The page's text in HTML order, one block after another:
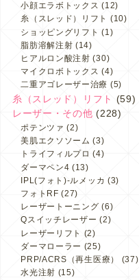
小顔エラボトックス (12)
糸（スレッド）リフト (10)
ショッピングリフト (1)
脂肪溶解注射 (14)
ヒアルロン酸注射 (30)
マイクロボトックス (4)
二重アゴレーザー治療 (5)
糸（スレッド）リフト
(59)
レーザー・その他 (228)
ポテンツァ (2)
美肌エクソソーム (3)
トライフィルプロ (4)
ダーマペン4 (13)
IPL(フォト)-ルメッカ (3)
フォトRF (27)
レーザートーニング (6)
Qスイッチレーザー (2)
レーザーリフト (2)
ダーマローラー (25)
PRP/ACRS（再生医療）
(37)
水光注射 (15)